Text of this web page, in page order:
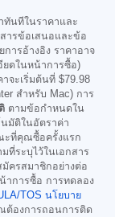
ทันทีในราคาและ
ารข้อเสนอและข้อ
ารอ้างอิง ราคาอาจ
ยดในหน้าการซื้อ)
จะเริ่มต้นที่ $79.98
สำหรับ Mac) การ
ตามข้อกำหนดใน
มัติในอัตราค่า
ะที่คุณซื้อครั้งแรก
ที่ระบุไว้ในเอกสาร
ครสมาชิกอย่างต่อ
าการซื้อ การทดลอง
TOS นโยบาย
ต้องการถอนการติด